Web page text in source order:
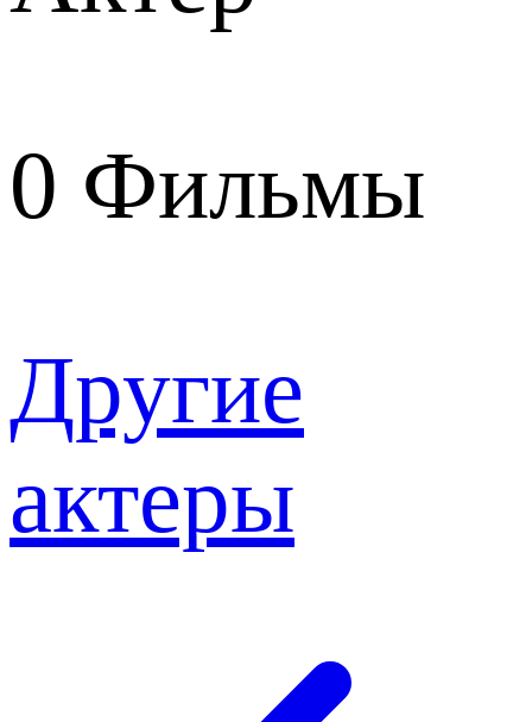
0 Фильмы
Другие
актеры